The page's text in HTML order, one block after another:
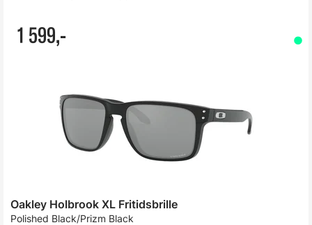
1 599,-
Oakley Holbrook XL Fritidsbrille
Polished Black/Prizm Black